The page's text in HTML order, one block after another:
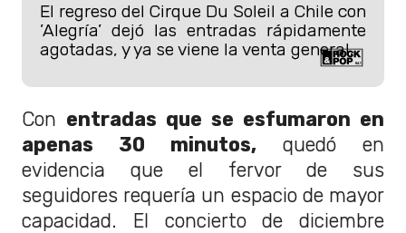
El regreso del Cirque Du Soleil a Chile con
’Alegría’ dejó las entradas rápidamente
agotadas, y ya se viene la venta general.
Con entradas que se esfumaron en
apenas 30 minutos, quedó en
evidencia que el fervor de sus
seguidores requería un espacio de mayor
capacidad. El concierto de diciembre